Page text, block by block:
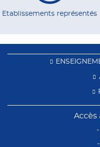
Etablissements représentés
Accès
-